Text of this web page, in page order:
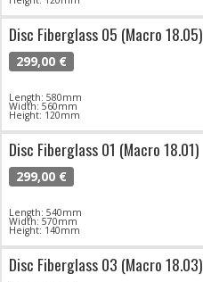
Disc Fiberglass 05 (Macro 18.05)
299,00 €
Length: 580mm
Width: 560mm
Height: 120mm
Disc Fiberglass 01 (Macro 18.01)
299,00 €
Length: 540mm
Width: 570mm
Height: 140mm
Disc Fiberglass 03 (Macro 18.03)